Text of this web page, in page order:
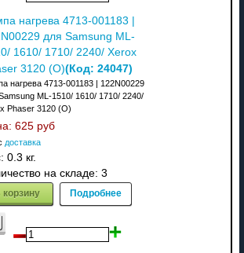
нагрева 4713-001183 |
для Samsung ML-
1610/ 1710/ 2240/ Xerox
3120 (О)(Код: 24047)
нагрева 4713-001183 | 122N00229
ML-1510/ 1610/ 1710/ 2240/
Phaser 3120 (О)
625 руб
доставка
0.3 кг.
на складе: 3
Подробнее